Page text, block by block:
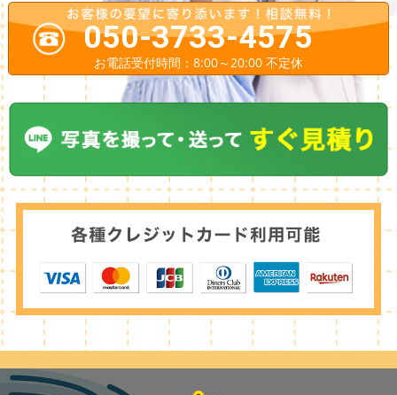
050-3733-4575
お電話受付時間：8:00～20:00 不定休